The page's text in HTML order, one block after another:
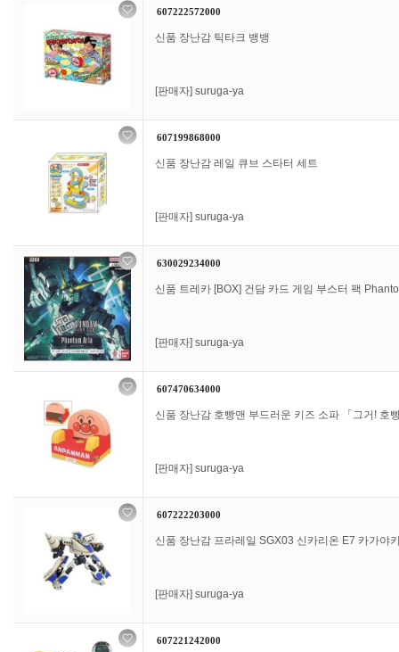
607222572000
신품 장난감 틱타크 뱅뱅
[판매자] suruga-ya
607199868000
신품 장난감 레일 큐브 스타터 세트
[판매자] suruga-ya
630029234000
신품 트레카 [BOX] 건담 카드 게임 부스터 팩
[판매자] suruga-ya
607470634000
신품 장난감 호빵맨 부드러운 키즈 소파 「그거! 호
[판매자] suruga-ya
607222203000
신품 장난감 프라레일 SGX03 신카리온 E7 카가야
[판매자] suruga-ya
607221242000